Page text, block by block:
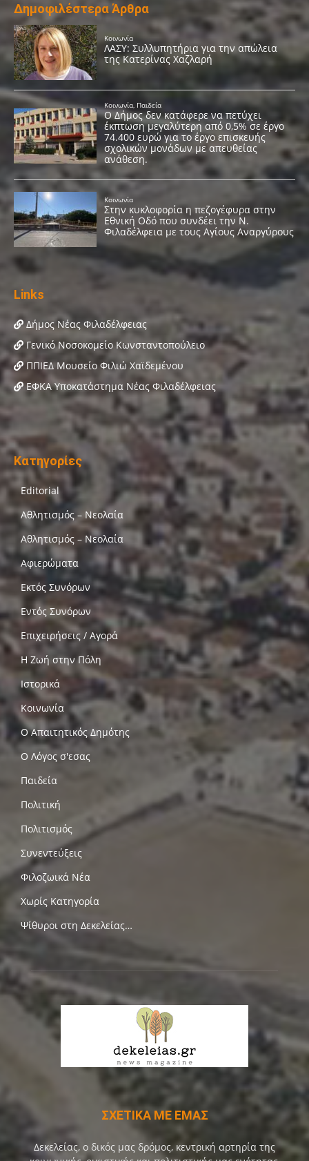
Δημοφιλέστερα Άρθρα
Links
Δήμος Νέας Φιλαδέλφειας
Γενικό Νοσοκομείο Κωνσταντοπούλειο
ΠΠΙΕΔ Μουσείο Φιλιώ Χαϊδεμένου
ΕΦΚΑ Υποκατάστημα Νέας Φιλαδέλφειας
Κατηγορίες
Editorial
Αθλητισμός – Νεολαία
Αθλητισμός – Νεολαία
Αφιερώματα
Εκτός Συνόρων
Εντός Συνόρων
Επιχειρήσεις / Αγορά
Η Ζωή στην Πόλη
Ιστορικά
Κοινωνία
Ο Απαιτητικός Δημότης
Ο Λόγος σ'εσας
Παιδεία
Πολιτική
Πολιτισμός
Συνεντεύξεις
Φιλοζωικά Νέα
Χωρίς Κατηγορία
Ψίθυροι στη Δεκελείας…
ΣΧΕΤΙΚΑ ΜΕ ΕΜΑΣ
Δεκελείας, ο δικός μας δρόμος, κεντρική αρτηρία της